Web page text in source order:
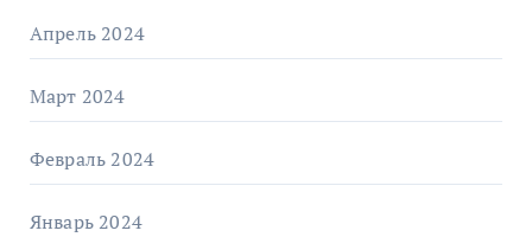
Апрель 2024
Март 2024
Февраль 2024
Январь 2024